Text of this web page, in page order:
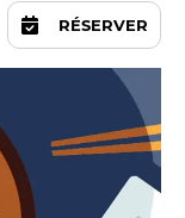
RÉSERVER